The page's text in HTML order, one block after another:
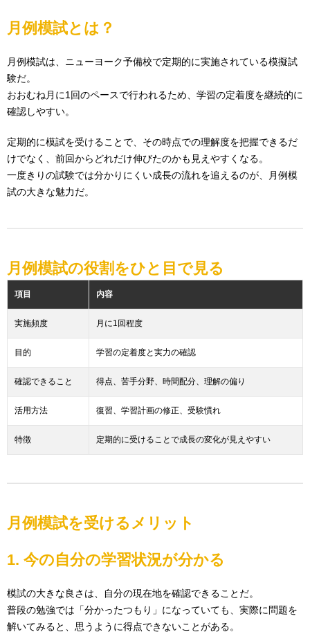
月例模試とは？
月例模試は、ニューヨーク予備校で定期的に実施されている模擬試
験だ。
おおむね月に1回のペースで行われるため、学習の定着度を継続的に
確認しやすい。
定期的に模試を受けることで、その時点での理解度を把握できるだ
けでなく、前回からどれだけ伸びたのかも見えやすくなる。
一度きりの試験では分かりにくい成長の流れを追えるのが、月例模
試の大きな魅力だ。
月例模試の役割をひと目で見る
項目 内容
実施頻度 月に1回程度
目的 学習の定着度と実力の確認
確認できること 得点、苦手分野、時間配分、理解の偏り
活用方法 復習、学習計画の修正、受験慣れ
特徴 定期的に受けることで成長の変化が見えやすい
月例模試を受けるメリット
1. 今の自分の学習状況が分かる
模試の大きな良さは、自分の現在地を確認できることだ。
普段の勉強では「分かったつもり」になっていても、実際に問題を
解いてみると、思うように得点できないことがある。